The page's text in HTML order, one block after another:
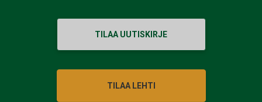
TILAA UUTISKIRJE
TILAA LEHTI